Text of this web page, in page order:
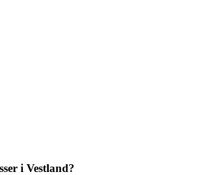
i Vestland?